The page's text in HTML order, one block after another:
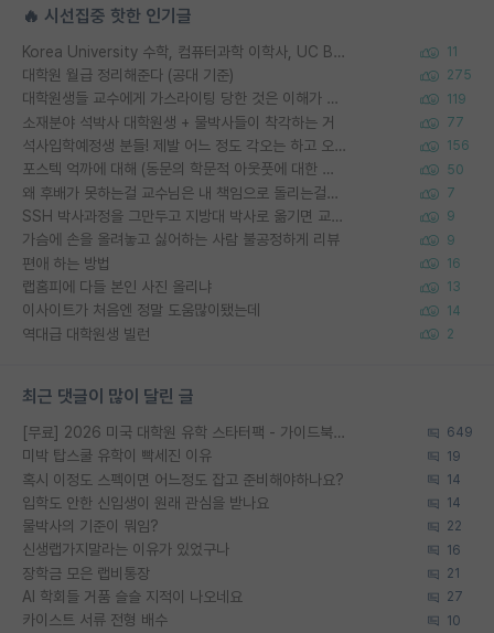
🔥 시선집중 핫한 인기글
Korea University 수학, 컴퓨터과학 이학사, UC Berkeley 산업공학 대학원 공학박사가 되는 것은 쉽지 않겠죠? 11
대학원 월급 정리해준다 (공대 기준) 275
대학원생들 교수에게 가스라이팅 당한 것은 이해가 갑니다. 안타깝네요. 119
소재분야 석박사 대학원생 + 물박사들이 착각하는 거 77
석사입학예정생 분들! 제발 어느 정도 각오는 하고 오세요. 156
포스텍 억까에 대해 (동문의 학문적 아웃풋에 대한 반박) 50
왜 후배가 못하는걸 교수님은 내 책임으로 돌리는걸까요? 7
SSH 박사과정을 그만두고 지방대 박사로 옮기면 교수의 꿈은 끝일까요? 9
가슴에 손을 올려놓고 싫어하는 사람 불공정하게 리뷰 9
편애 하는 방법 16
랩홈피에 다들 본인 사진 올리냐 13
이사이트가 처음엔 정말 도움많이됐는데 14
역대급 대학원생 빌런 2
최근 댓글이 많이 달린 글
[무료] 2026 미국 대학원 유학 스타터팩 - 가이드북 & 합격자 컨택메일 템플릿 649
미박 탑스쿨 유학이 빡세진 이유 19
혹시 이정도 스펙이면 어느정도 잡고 준비해야하나요? 14
입학도 안한 신입생이 원래 관심을 받나요 14
물박사의 기준이 뭐임? 22
신생랩가지말라는 이유가 있었구나 16
장학금 모은 랩비통장 21
AI 학회들 거품 슬슬 지적이 나오네요 27
카이스트 서류 전형 배수 10